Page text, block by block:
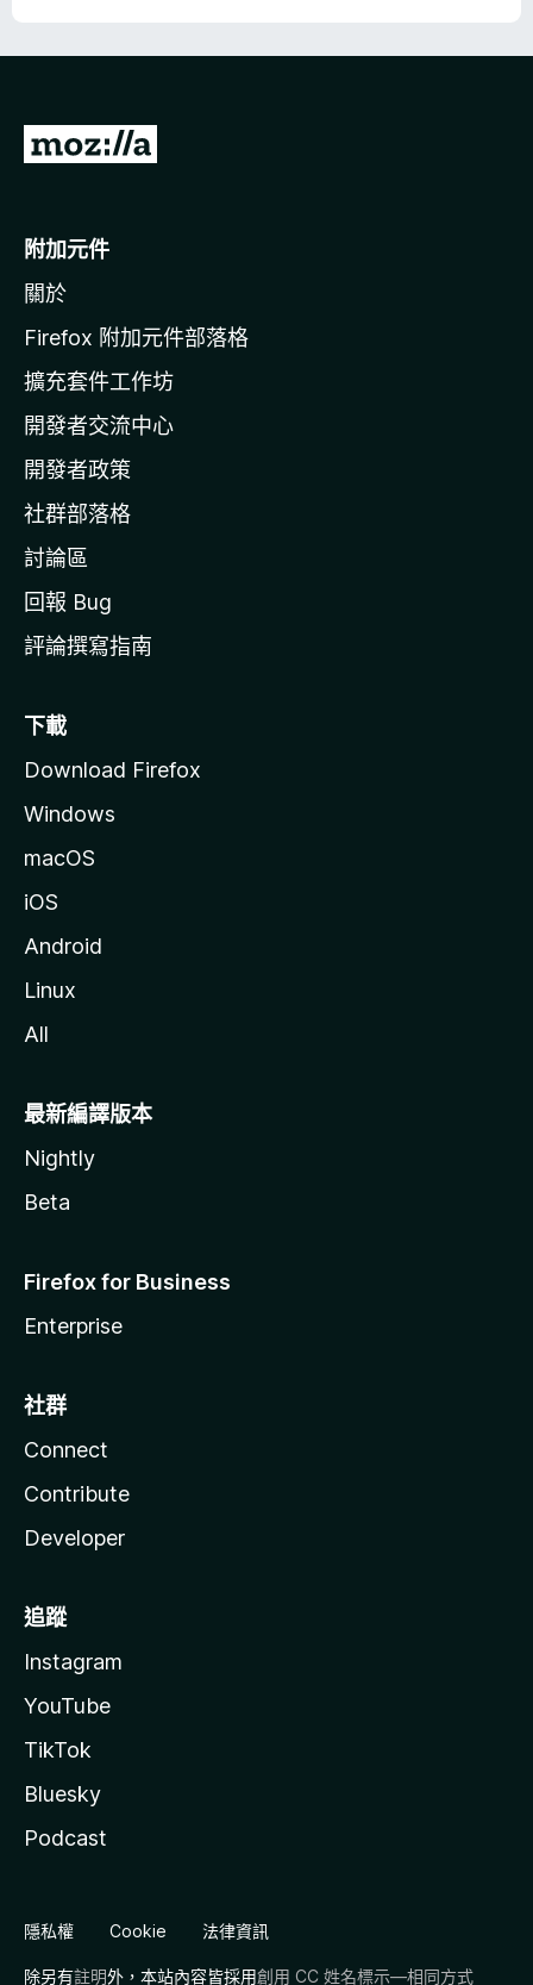
前
o
i
l
a
官
網
附加元件
關於
Firefox 附加元件部落格
擴充套件工作坊
開發者交流中心
開發者政策
社群部落格
討論區
回報 Bug
評論撰寫指南
下載
Download Firefox
Windows
macOS
iOS
Android
Linux
All
最新編譯版本
Nightly
Beta
Firefox for Business
Enterprise
社群
Connect
Contribute
Developer
追蹤
Instagram
YouTube
TikTok
Bluesky
Podcast
隱私權 Cookie 法律資訊
除另有註明外，本站內容皆採用創用 CC 姓名標示—相同方式